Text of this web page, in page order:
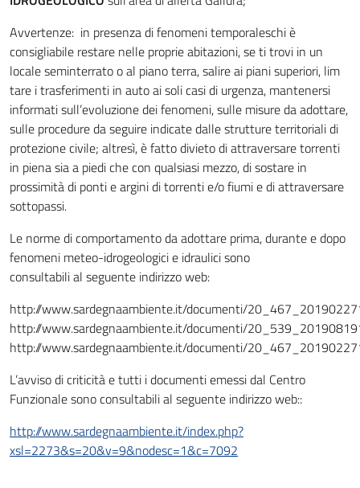
Avvertenze: in presenza di fenomeni temporaleschi è
consigliabile restare nelle proprie abitazioni, se ti trovi in un
locale seminterrato o al piano terra, salire ai piani superiori, lim
tare i trasferimenti in auto ai soli casi di urgenza, mantenersi
informati sull’evoluzione dei fenomeni, sulle misure da adottare,
sulle procedure da seguire indicate dalle strutture territoriali di
protezione civile; altresì, è fatto divieto di attraversare torrenti
in piena sia a piedi che con qualsiasi mezzo, di sostare in
prossimità di ponti e argini di torrenti e/o fiumi e di attraversare
sottopassi.
Le norme di comportamento da adottare prima, durante e dopo
fenomeni meteo-idrogeologici e idraulici sono
consultabili al seguente indirizzo web:
http://www.sardegnaambiente.it/documenti/
http://www.sardegnaambiente.it/documenti/
http://www.sardegnaambiente.it/documenti/
L’avviso di criticità e tutti i documenti emessi dal Centro
Funzionale sono consultabili al seguente indirizzo web::
http://www.sardegnaambiente.it/index.php?
xsl=2273&s=20&v=9&nodesc=1&c=7092